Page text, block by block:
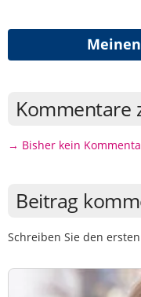
Kommentare
→ Bisher kein
Beitrag
Schreiben Sie den